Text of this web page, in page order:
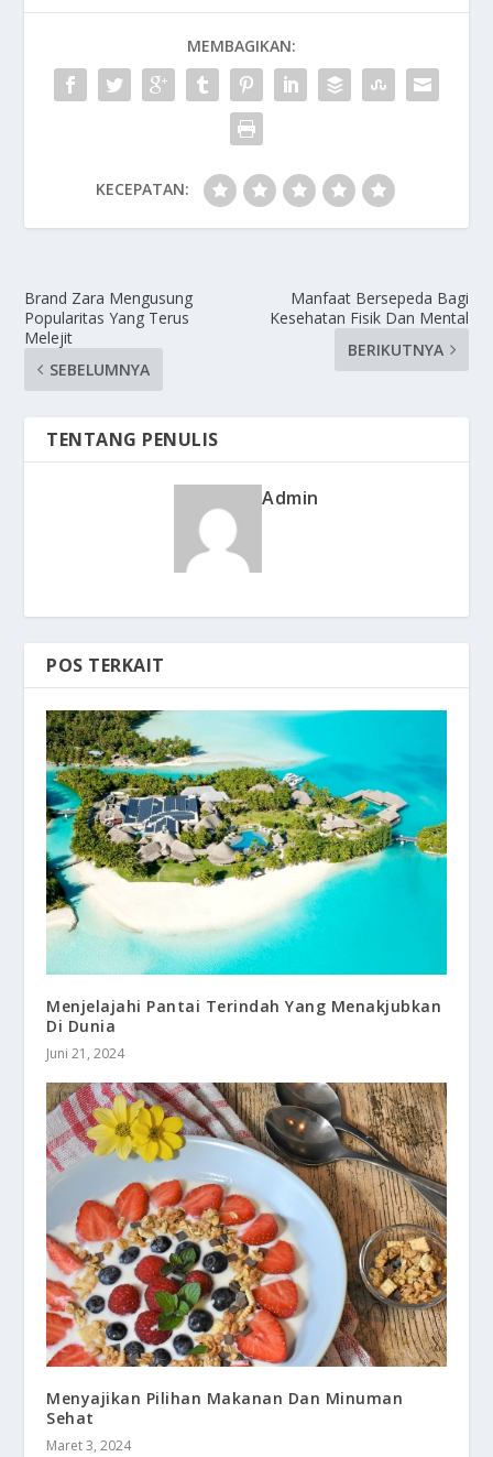
MEMBAGIKAN:
KECEPATAN:
Brand Zara Mengusung
Popularitas Yang Terus
Melejit
SEBELUMNYA
Manfaat Bersepeda Bagi
Kesehatan Fisik Dan Mental
BERIKUTNYA
TENTANG PENULIS
Admin
POS TERKAIT
Menjelajahi Pantai Terindah Yang Menakjubkan
Di Dunia
Juni 21, 2024
Menyajikan Pilihan Makanan Dan Minuman
Sehat
Maret 3, 2024